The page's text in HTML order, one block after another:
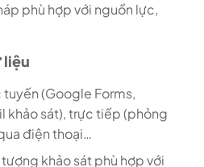
phù hợp với nguồn lực,
liệu
tuyến (Google Forms,
khảo sát), trực tiếp (phỏng
điện thoại…
khảo sát phù hợp với